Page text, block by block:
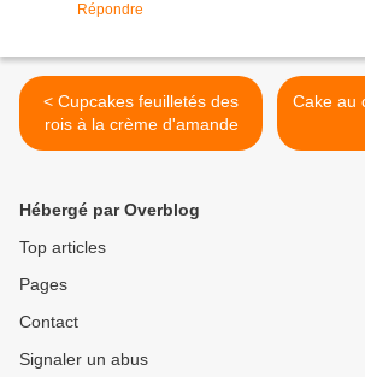
Répondre
< Cupcakes feuilletés des
rois à la crème d'amande
Hébergé par Overblog
Top articles
Pages
Contact
Signaler un abus